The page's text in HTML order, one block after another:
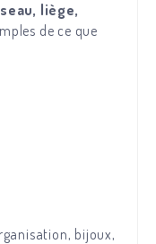
liège,
de ce que
bijoux,